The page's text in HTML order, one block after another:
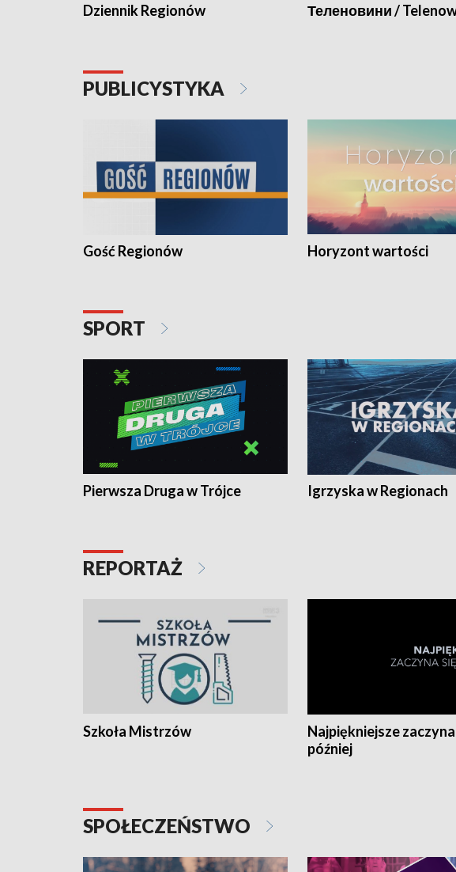
Dziennik Regionów Теленовини /
PUBLICYSTYKA
Gość Regionów Horyzont wartości
SPORT
Pierwsza Druga w Trójce Igrzyska w Regionach
REPORTAŻ
Szkoła Mistrzów
Najpiękniejsze
później
SPOŁECZEŃSTWO